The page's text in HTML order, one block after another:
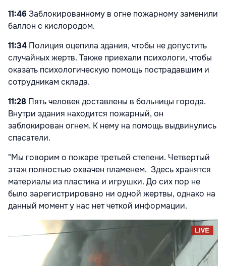
11:46 Заблокированному в огне пожарному заменили
баллон с кислородом.
11:34 Полиция оцепила здания, чтобы не допустить
случайных жертв. Также приехали психологи, чтобы
оказать психологическую помощь пострадавшим и
сотрудникам склада.
11:28 Пять человек доставлены в больницы города.
Внутри здания находится пожарный, он
заблокирован огнем. К нему на помощь выдвинулись
спасатели.
"Мы говорим о пожаре третьей степени. Четвертый
этаж полностью охвачен пламенем. Здесь хранятся
материалы из пластика и игрушки. До сих пор не
было зарегистрировано ни одной жертвы, однако на
данный момент у нас нет четкой информации.